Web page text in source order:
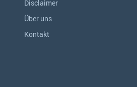
Disclaimer
Über uns
Kontakt